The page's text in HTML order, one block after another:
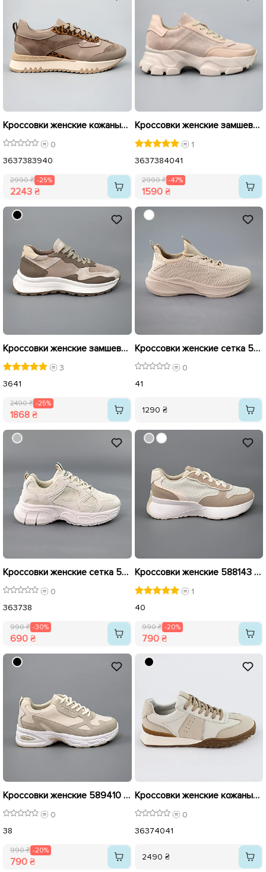
Кроссовки женские кожаные 589904 Бежевые распродажа
0
3637383940
2990 ₴ -25%
2243 ₴
Кроссовки женские замшевые 589931 Бежевые распродажа
1
3637384041
2990 ₴ -47%
1590 ₴
Кроссовки женские замшевые 588223 Бежевые распродажа
3
3641
2490 ₴ -25%
1868 ₴
Кроссовки женские сетка 592192 Бежевые
0
41
1290 ₴
Кроссовки женские сетка 591958 Молочные распродажа
0
363738
990 ₴ -30%
690 ₴
Кроссовки женские 588143 Бежевые распродажа
1
40
990 ₴ -20%
790 ₴
Кроссовки женские 589410 Бежевые распродажа
0
38
990 ₴ -20%
790 ₴
Кроссовки женские кожаные 588019 Бежевые
0
36374041
2490 ₴